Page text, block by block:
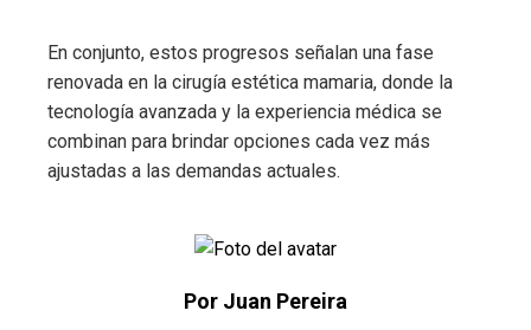
En conjunto, estos progresos señalan una fase
renovada en la cirugía estética mamaria, donde la
tecnología avanzada y la experiencia médica se
combinan para brindar opciones cada vez más
ajustadas a las demandas actuales.
Por Juan Pereira